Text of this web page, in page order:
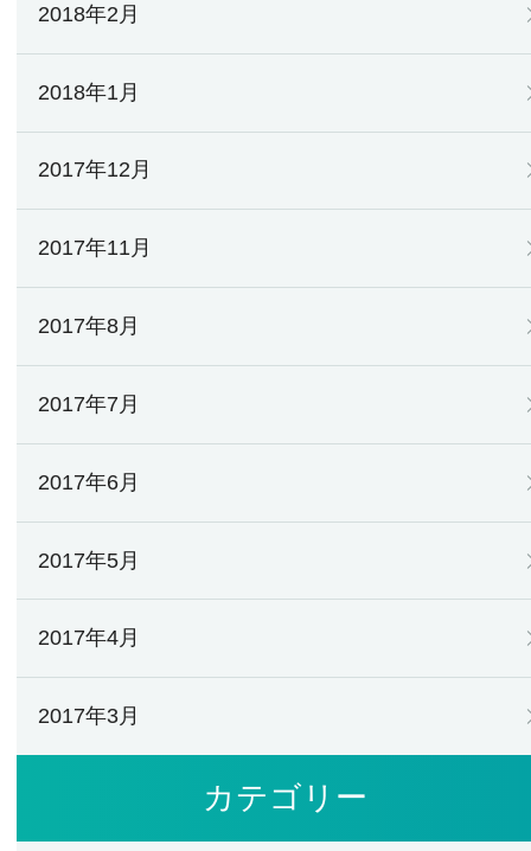
2018年2月
2018年1月
2017年12月
2017年11月
2017年8月
2017年7月
2017年6月
2017年5月
2017年4月
2017年3月
カテゴリー